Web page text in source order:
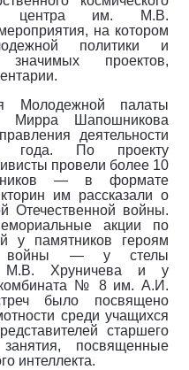
центра им. М.В.
на котором
политики и
проектов,
Молодежной палаты
Мирра Шапошникова
деятельности
года. По проекту
провели более 10
— в формате
им рассказали о
Отечественной войны.
акции по
у памятников героям
войны — у стелы
М.В. Хруничева и у
№ 8 им. А.И.
было посвящено
среди учащихся
старшего
посвященные
интеллекта.